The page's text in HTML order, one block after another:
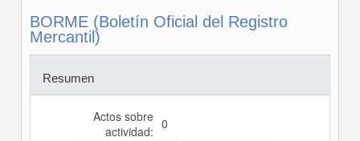
BORME (Boletín Oficial del Registro
Mercantil)
Resumen
Actos sobre
actividad: 0